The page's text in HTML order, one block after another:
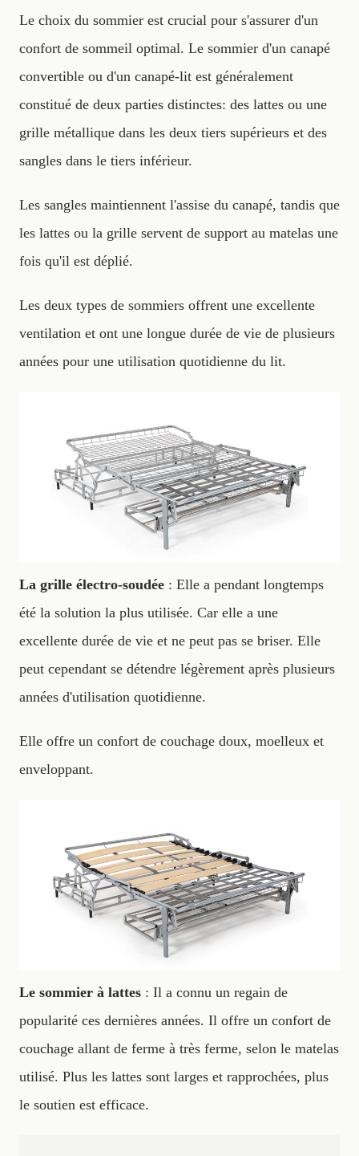
Le choix du sommier est crucial pour s'assurer d'un
confort de sommeil optimal. Le sommier d'un canapé
convertible ou d'un canapé-lit est généralement
constitué de deux parties distinctes: des lattes ou une
grille métallique dans les deux tiers supérieurs et des
sangles dans le tiers inférieur.
Les sangles maintiennent l'assise du canapé, tandis que
les lattes ou la grille servent de support au matelas une
fois qu'il est déplié.
Les deux types de sommiers offrent une excellente
ventilation et ont une longue durée de vie de plusieurs
années pour une utilisation quotidienne du lit.
La grille électro-soudée : Elle a pendant longtemps
été la solution la plus utilisée. Car elle a une
excellente durée de vie et ne peut pas se briser. Elle
peut cependant se détendre légèrement après plusieurs
années d'utilisation quotidienne.
Elle offre un confort de couchage doux, moelleux et
enveloppant.
Le sommier à lattes : Il a connu un regain de
popularité ces dernières années. Il offre un confort de
couchage allant de ferme à très ferme, selon le matelas
utilisé. Plus les lattes sont larges et rapprochées, plus
le soutien est efficace.